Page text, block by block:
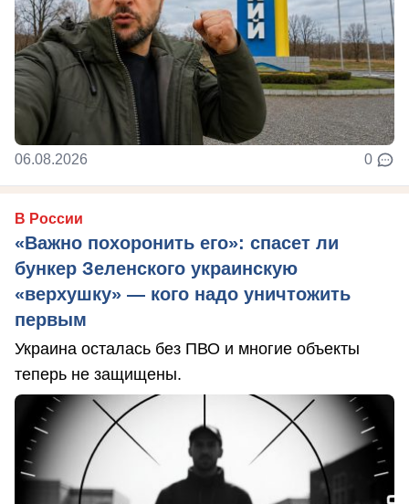
06.08.2026 0
В России
«Важно похоронить его»: спасет ли
бункер Зеленского украинскую
«верхушку» — кого надо уничтожить
первым
Украина осталась без ПВО и многие объекты
теперь не защищены.